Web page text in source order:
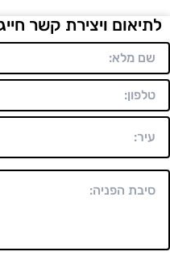
לתיאום ויצירת קשר